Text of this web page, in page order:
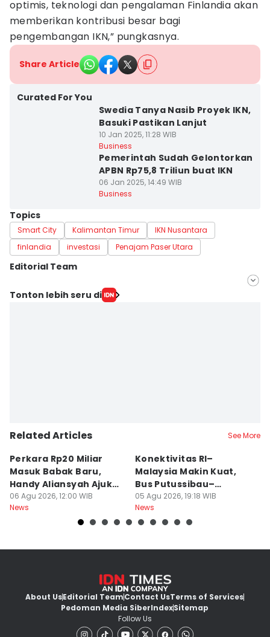
optimis, teknologi dan pengalaman Finlandia akan
memberikan kontribusi besar bagi
pengembangan IKN,” pungkasnya.
Share Article
Curated For You
Swedia Tanya Nasib Proyek IKN,
Basuki Pastikan Lanjut
10 Jan 2025, 11:28 WIB
Business
Pemerintah Sudah Gelontorkan
APBN Rp75,8 Triliun buat IKN
06 Jan 2025, 14:49 WIB
Business
Topics
Smart City Kalimantan Timur
IKN Nusantara
finlandia
investasi Penajam Paser Utara
Editorial Team
Editor
Tonton lebih seru di
Related Articles See More
Perkara Rp20 Miliar
Masuk Babak Baru,
Handy Aliansyah Ajukan
Banding
06 Agu 2026, 12:00 WIB
News
Konektivitas RI–
Malaysia Makin Kuat,
Bus Putussibau–
Kuching Masuki Final
05 Agu 2026, 19:18 WIB
News
About UsEditorial TeamContact UsTerms of Services
Pedoman Media SiberIndexSitemap
Follow Us